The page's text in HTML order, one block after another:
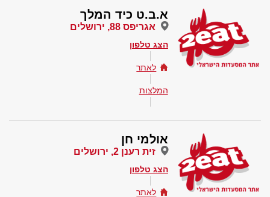
א.ב.ט כיד המלך
אגריפס 88, ירושלים
הצג טלפון
לאתר
המלצות
אולמי חן
זית רענן 2, ירושלים
הצג טלפון
לאתר